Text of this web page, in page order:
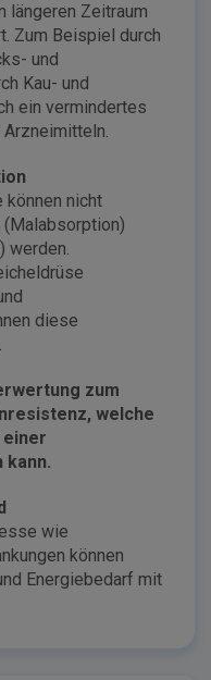
längeren Zeitraum
Zum Beispiel durch
und
Kau- und
ein vermindertes
nicht
(Malabsorption)
werden.
diese
zum
welche
einer
wie
können
Energiebedarf mit